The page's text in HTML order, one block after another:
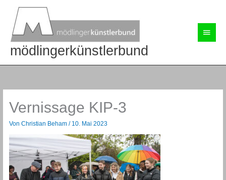
springen
mödlingerkünstlerbund
Vernissage KIP-3
VonChristian Beham/ 10. Mai 2023